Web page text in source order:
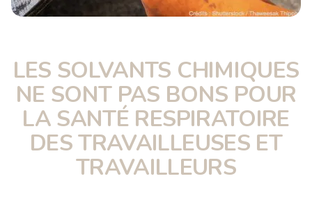
LES SOLVANTS CHIMIQUES
NE SONT PAS BONS POUR
LA SANTÉ RESPIRATOIRE
DES TRAVAILLEUSES ET
TRAVAILLEURS